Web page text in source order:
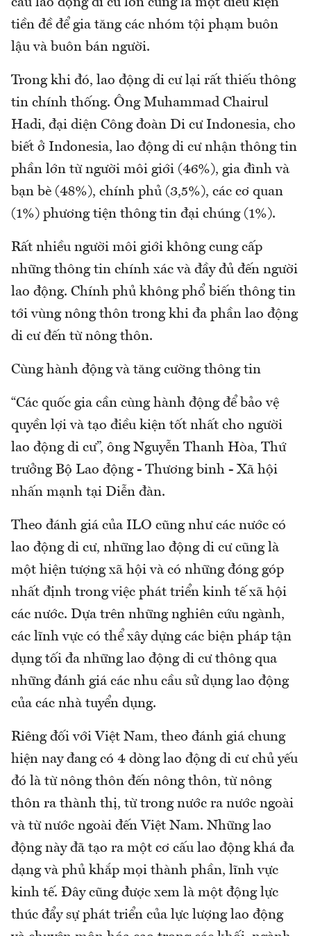
cầu lao động di cư lớn cũng là một điều kiện
tiền đề để gia tăng các nhóm tội phạm buôn
lậu và buôn bán người.
Trong khi đó, lao động di cư lại rất thiếu thông
tin chính thống. Ông Muhammad Chairul
Hadi, đại diện Công đoàn Di cư Indonesia, cho
biết ở Indonesia, lao động di cư nhận thông tin
phần lớn từ người môi giới (46%), gia đình và
bạn bè (48%), chính phủ (3,5%), các cơ quan
(1%) phương tiện thông tin đại chúng (1%).
Rất nhiều người môi giới không cung cấp
những thông tin chính xác và đầy đủ đến người
lao động. Chính phủ không phổ biến thông tin
tới vùng nông thôn trong khi đa phần lao động
di cư đến từ nông thôn.
Cùng hành động và tăng cường thông tin
“Các quốc gia cần cùng hành động để bảo vệ
quyền lợi và tạo điều kiện tốt nhất cho người
lao động di cư”, ông Nguyễn Thanh Hòa, Thứ
trưởng Bộ Lao động - Thương binh - Xã hội
nhấn mạnh tại Diễn đàn.
Theo đánh giá của ILO cũng như các nước có
lao động di cư, những lao động di cư cũng là
một hiện tượng xã hội và có những đóng góp
nhất định trong việc phát triển kinh tế xã hội
các nước. Dựa trên những nghiên cứu ngành,
các lĩnh vực có thể xây dựng các biện pháp tận
dụng tối đa những lao động di cư thông qua
những đánh giá các nhu cầu sử dụng lao động
của các nhà tuyển dụng.
Riêng đối với Việt Nam, theo đánh giá chung
hiện nay đang có 4 dòng lao động di cư chủ yếu
đó là từ nông thôn đến nông thôn, từ nông
thôn ra thành thị, từ trong nước ra nước ngoài
và từ nước ngoài đến Việt Nam. Những lao
động này đã tạo ra một cơ cấu lao động khá đa
dạng và phủ khắp mọi thành phần, lĩnh vực
kinh tế. Đây cũng được xem là một động lực
thúc đẩy sự phát triển của lực lượng lao động